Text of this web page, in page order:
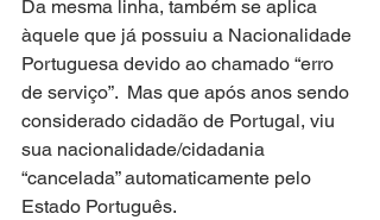
Da mesma linha, também se aplica
àquele que já possuiu a Nacionalidade
Portuguesa devido ao chamado “erro
de serviço”.  Mas que após anos sendo
considerado cidadão de Portugal, viu
sua nacionalidade/cidadania
“cancelada” automaticamente pelo
Estado Português.